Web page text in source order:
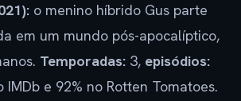
o menino híbrido Gus parte
em um mundo pós-apocalíptico,
Temporadas: 3, episódios:
IMDb e 92% no Rotten Tomatoes.